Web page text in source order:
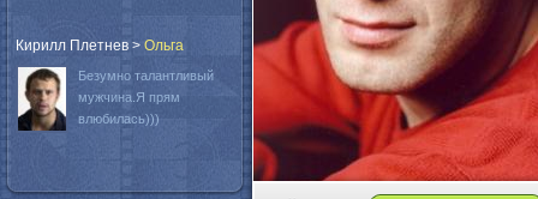
Кирилл Плетнев > Oльга
Безумно талантливый
мужчина.Я прям
влюбилась)))